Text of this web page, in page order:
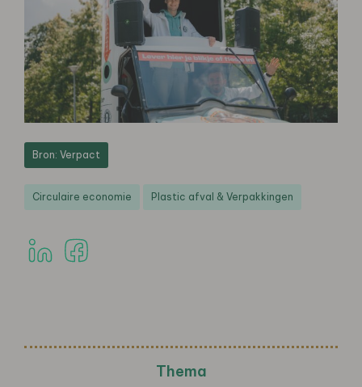
Bron: Verpact
Circulaire economie Plastic afval & Verpakkingen
Thema